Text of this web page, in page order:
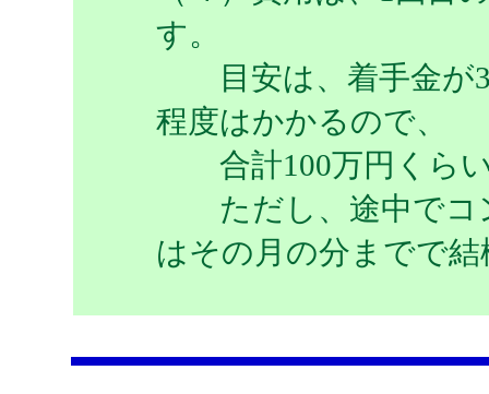
す。
目安は、着手金が
程度はかかるので、
合計100万円くら
ただし、途中でコ
はその月の分までで